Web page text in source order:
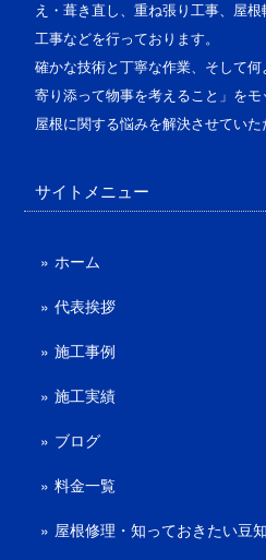
え・葺き直し、重ね張り工事、屋
工事などを行っております。
確かな技術と丁寧な作業、そして
寄り添って物事を考えること」を
屋根に関する悩みを解決させていた
サイトメニュー
ホーム
代表挨拶
施工事例
施工実績
ブログ
料金一覧
屋根修理・知っておきたい豆